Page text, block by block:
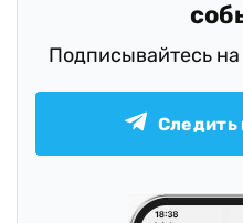
Подписывайтесь
Следить